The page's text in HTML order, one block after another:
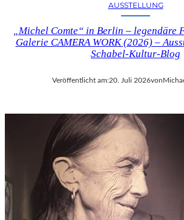
AUSSTELLUNG
„Michel Comte“ in Berlin – legendäre
Galerie CAMERA WORK (2026) –
Schabel-Kultur-Blog
Veröffentlicht am:20. Juli 2026von